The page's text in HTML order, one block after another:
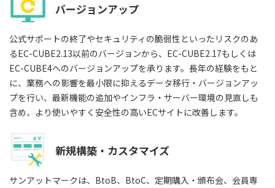
バージョンアップ
公式サポートの終了やセキュリティの脆弱性といったリスクのあ
るEC-CUBE2.13以前のバージョンから、EC-CUBE2.17もしくは
EC-CUBE4へのバージョンアップを承ります。長年の経験をもと
に、業務への影響を最小限に抑えるデータ移行・バージョンアッ
プを行い、最新機能の追加やインフラ・サーバー環境の見直しも
含め、より使いやすく安全性の高いECサイトに改善します。
新規構築・カスタマイズ
サンアットマークは、BtoB、BtoC、定期購入・頒布会、会員専